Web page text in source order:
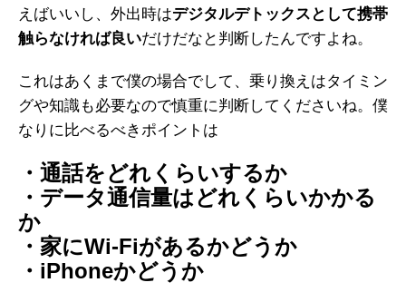
えばいいし、外出時はデジタルデトックスとして携帯
触らなければ良いだけだなと判断したんですよね。
これはあくまで僕の場合でして、乗り換えはタイミン
グや知識も必要なので慎重に判断してくださいね。僕
なりに比べるべきポイントは
・通話をどれくらいするか
・データ通信量はどれくらいかかる
か
・家にWi-Fiがあるかどうか
・iPhoneかどうか